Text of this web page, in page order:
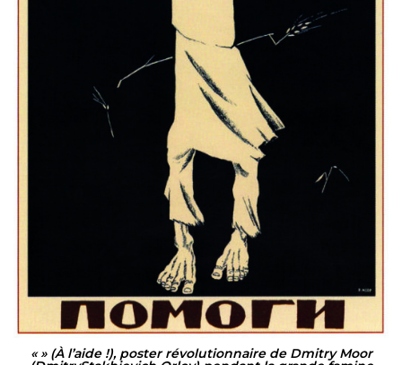
« » (À l’aide !), poster révolutionnaire de Dmitry Moor